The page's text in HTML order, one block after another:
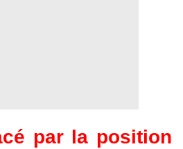
par la position